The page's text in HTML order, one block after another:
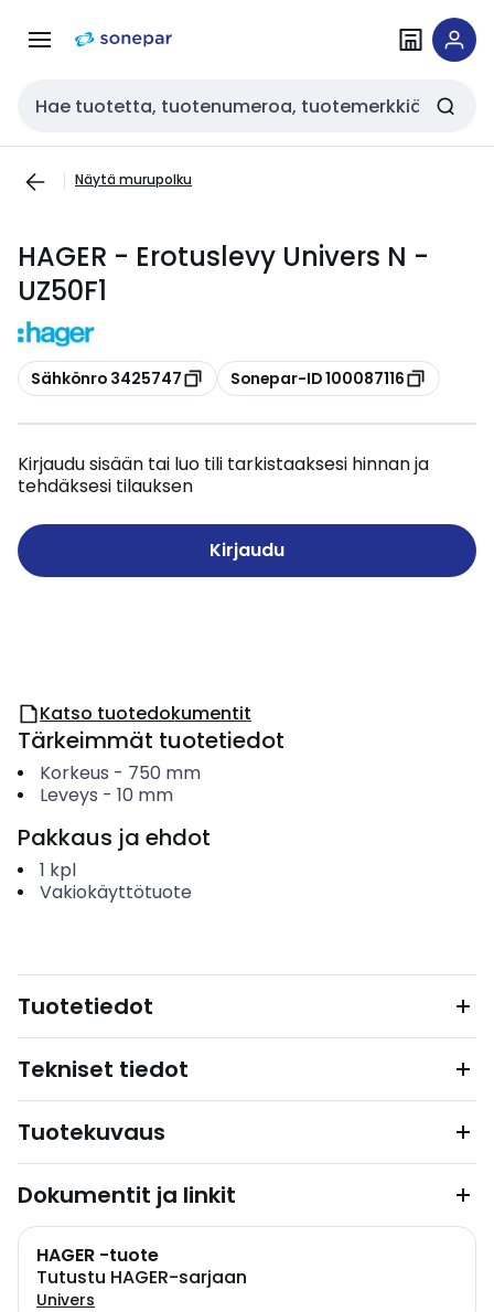
navigointiinsisältöön
Haku
Näytä murupolku
HAGER - Erotuslevy Univers N -
UZ50F1
Kopioi
Sähkönro 3425747 Kopioi
Sonepar-ID 100087116
Kirjaudu sisään tai luo tili tarkistaaksesi hinnan ja
tehdäksesi tilauksen
Kirjaudu
Katso tuotedokumentit
Tärkeimmät tuotetiedot
Korkeus - 750 mm
Leveys - 10 mm
Pakkaus ja ehdot
1 kpl
Vakiokäyttötuote
Tuotetiedot
Tekniset tiedot
Tuotekuvaus
Dokumentit ja linkit
HAGER -tuote
Tutustu HAGER-sarjaan
Univers